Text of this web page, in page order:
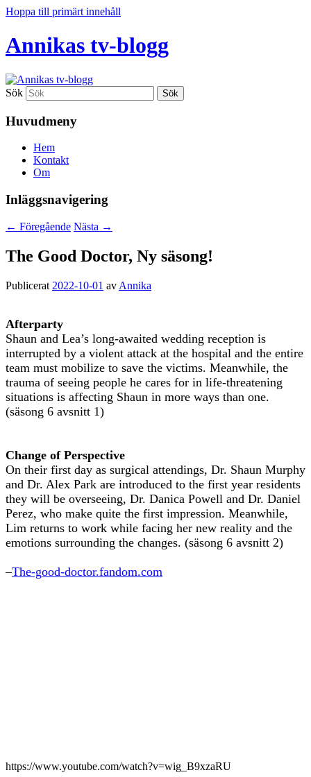
Hoppa till primärt innehåll
Annikas tv-blogg
Sök
Huvudmeny
Hem
Kontakt
Om
Inläggsnavigering
← Föregående Nästa →
The Good Doctor, Ny säsong!
Publicerat 2022-10-01 av Annika
Afterparty
Shaun and Lea’s long-awaited wedding reception is
interrupted by a violent attack at the hospital and the entire
team must mobilize to save the victims. Meanwhile, the
trauma of seeing people he cares for in life-threatening
situations is affecting Shaun in more ways than one.
(säsong 6 avsnitt 1)
Change of Perspective
On their first day as surgical attendings, Dr. Shaun Murphy
and Dr. Alex Park are introduced to the first year residents
they will be overseeing, Dr. Danica Powell and Dr. Daniel
Perez, who make quite the first impression. Meanwhile,
Lim returns to work while facing her new reality and the
emotions surrounding the changes. (säsong 6 avsnitt 2)
–The-good-doctor.fandom.com
https://www.youtube.com/watch?v=wig_B9xzaRU